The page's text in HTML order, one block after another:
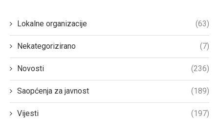
Lokalne organizacije (63)
Nekategorizirano (7)
Novosti (236)
Saopćenja za javnost (189)
Vijesti (197)